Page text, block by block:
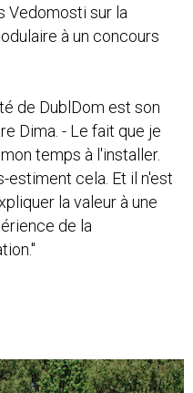
Vedomosti sur la
à un concours
de DublDom est son
Dima. - Le fait que je
temps à l'installer.
estiment cela. Et il n'est
la valeur à une
de la